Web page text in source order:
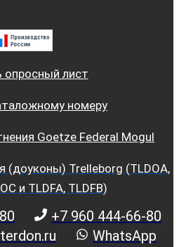
опросный лист
номеру
Goetze Federal Mogul
(доуконы) Trelleborg (TLDOA,
и TLDFA, TLDFB)
+7 960 444-66-80
WhatsApp